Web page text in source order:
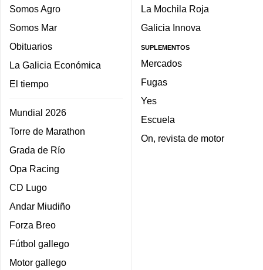
Somos Agro
Somos Mar
Obituarios
La Galicia Económica
El tiempo
Mundial 2026
Torre de Marathon
Grada de Río
Opa Racing
CD Lugo
Andar Miudiño
Forza Breo
Fútbol gallego
Motor gallego
La Mochila Roja
Galicia Innova
SUPLEMENTOS
Mercados
Fugas
Yes
Escuela
On, revista de motor